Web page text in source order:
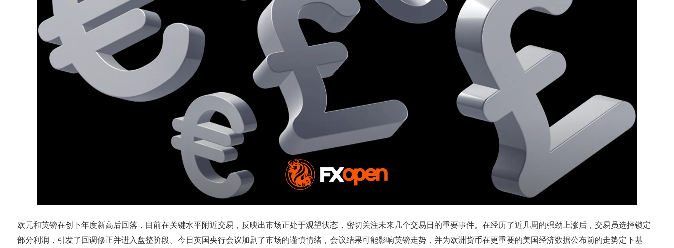
欧元和英镑在创下年度新高后回落，目前在关键水平附近交易，反映出市场正处于观望状态，密切关注未来几个交易日的重要事件。在经历了近几周的强劲上涨后，交易员选择锁定
部分利润，引发了回调修正并进入盘整阶段。今日英国央行会议加剧了市场的谨慎情绪，会议结果可能影响英镑走势，并为欧洲货币在更重要的美国经济数据公布前的走势定下基